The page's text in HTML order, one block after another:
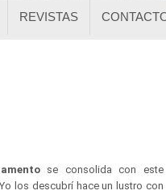
REVISTAS
se consolida con este
los descubrí hace un lustro con